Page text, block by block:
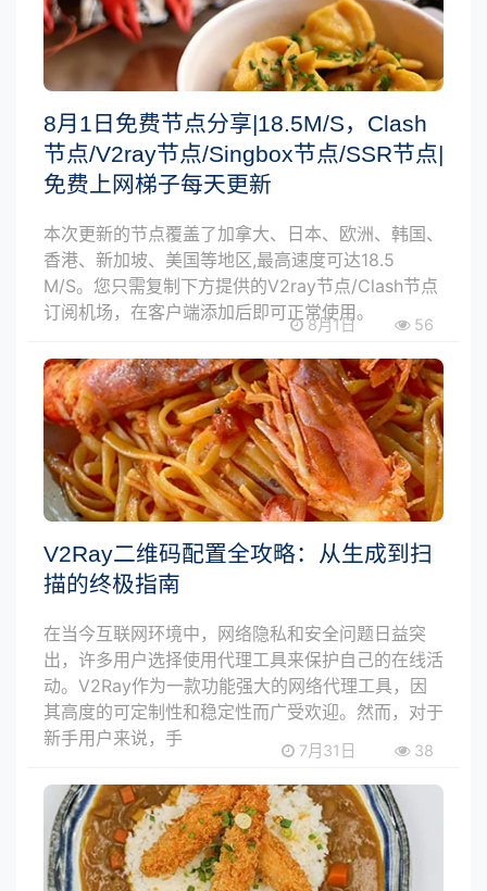
8月1日免费节点分享|18.5M/S，Clash
节点/V2ray节点/Singbox节点/SSR节点|
免费上网梯子每天更新
本次更新的节点覆盖了加拿大、日本、欧洲、韩国、
香港、新加坡、美国等地区,最高速度可达18.5
M/S。您只需复制下方提供的V2ray节点/Clash节点
订阅机场，在客户端添加后即可正常使用。
8月1日 56
V2Ray二维码配置全攻略：从生成到扫
描的终极指南
在当今互联网环境中，网络隐私和安全问题日益突
出，许多用户选择使用代理工具来保护自己的在线活
动。V2Ray作为一款功能强大的网络代理工具，因
其高度的可定制性和稳定性而广受欢迎。然而，对于
新手用户来说，手
7月31日 38